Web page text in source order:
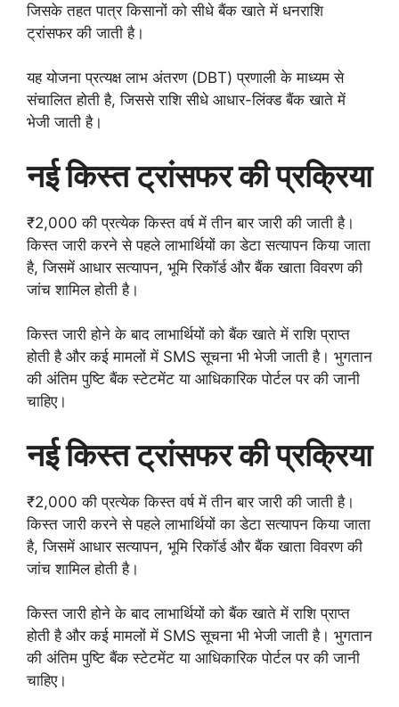
जिसके तहत पात्र किसानों को सीधे बैंक खाते में धनराशि
ट्रांसफर की जाती है।
यह योजना प्रत्यक्ष लाभ अंतरण (DBT) प्रणाली के माध्यम से
संचालित होती है, जिससे राशि सीधे आधार-लिंक्ड बैंक खाते में
भेजी जाती है।
नई किस्त ट्रांसफर की प्रक्रिया
₹2,000 की प्रत्येक किस्त वर्ष में तीन बार जारी की जाती है।
किस्त जारी करने से पहले लाभार्थियों का डेटा सत्यापन किया जाता
है, जिसमें आधार सत्यापन, भूमि रिकॉर्ड और बैंक खाता विवरण की
जांच शामिल होती है।
किस्त जारी होने के बाद लाभार्थियों को बैंक खाते में राशि प्राप्त
होती है और कई मामलों में SMS सूचना भी भेजी जाती है। भुगतान
की अंतिम पुष्टि बैंक स्टेटमेंट या आधिकारिक पोर्टल पर की जानी
चाहिए।
नई किस्त ट्रांसफर की प्रक्रिया
₹2,000 की प्रत्येक किस्त वर्ष में तीन बार जारी की जाती है।
किस्त जारी करने से पहले लाभार्थियों का डेटा सत्यापन किया जाता
है, जिसमें आधार सत्यापन, भूमि रिकॉर्ड और बैंक खाता विवरण की
जांच शामिल होती है।
किस्त जारी होने के बाद लाभार्थियों को बैंक खाते में राशि प्राप्त
होती है और कई मामलों में SMS सूचना भी भेजी जाती है। भुगतान
की अंतिम पुष्टि बैंक स्टेटमेंट या आधिकारिक पोर्टल पर की जानी
चाहिए।